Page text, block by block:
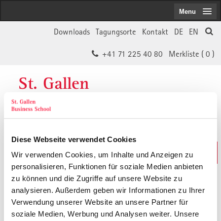
Diese Webseite verwendet Cookies
Wir verwenden Cookies, um Inhalte und Anzeigen zu
personalisieren, Funktionen für soziale Medien anbieten
zu können und die Zugriffe auf unsere Website zu
analysieren. Außerdem geben wir Informationen zu Ihrer
Verwendung unserer Website an unsere Partner für
soziale Medien, Werbung und Analysen weiter. Unsere
EN
DE
Kontakt
Tagungsorte
Downloads
Merkliste ( 0 )
+41 71 225 40 80
St. Gallen
Business School
Weiterbildungs-Suche
In 30 Sekunden das Passende finden
Menu
Der von Ihnen gesuchte Inhalt ist